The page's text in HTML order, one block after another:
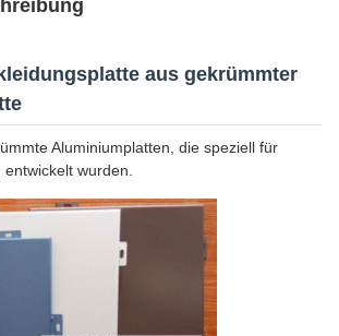
aus gekrümmter
Aluminiumplatten, die speziell für
wurden.